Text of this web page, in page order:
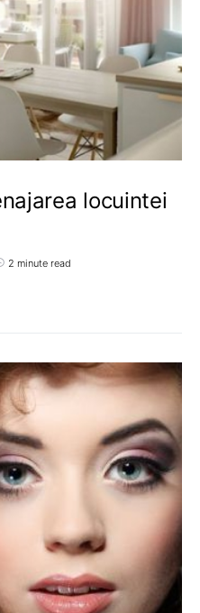
locuintei
2 minute read